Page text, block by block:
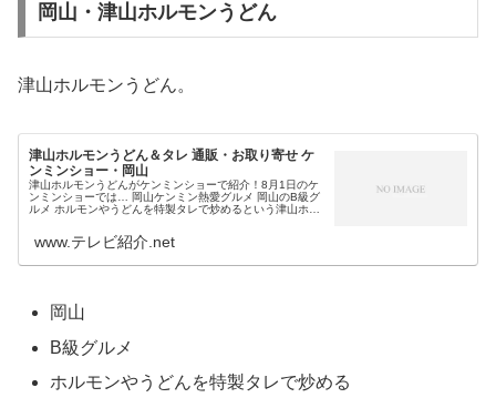
岡山・津山ホルモンうどん
津山ホルモンうどん。
津山ホルモンうどん＆タレ 通販・お取り寄せ ケ
ンミンショー・岡山
津山ホルモンうどんがケンミンショーで紹介！8月1日のケ
ンミンショーでは… 岡山ケンミン熱愛グルメ 岡山のB級グ
ルメ ホルモンやうどんを特製タレで炒めるという津山ホル
ショーで紹介される岡山の...
www.テレビ紹介.net
岡山
B級グルメ
ホルモンやうどんを特製タレで炒める